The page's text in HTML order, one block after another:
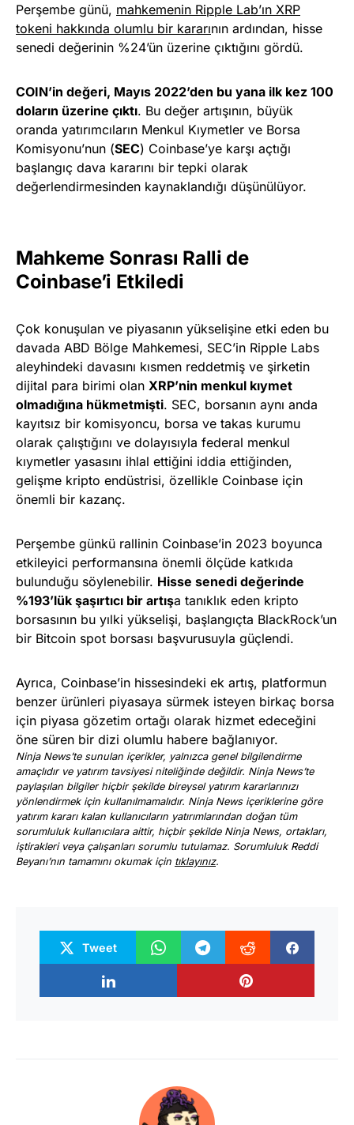
Perşembe günü, mahkemenin Ripple Lab’ın XRP
tokeni hakkında olumlu bir kararının ardından, hisse
senedi değerinin %24’ün üzerine çıktığını gördü.
COIN’in değeri, Mayıs 2022’den bu yana ilk kez 100
doların üzerine çıktı. Bu değer artışının, büyük
oranda yatırımcıların Menkul Kıymetler ve Borsa
Komisyonu’nun (SEC) Coinbase’ye karşı açtığı
başlangıç dava kararını bir tepki olarak
değerlendirmesinden kaynaklandığı düşünülüyor.
Mahkeme Sonrası Ralli de
Coinbase’i Etkiledi
Çok konuşulan ve piyasanın yükselişine etki eden bu
davada ABD Bölge Mahkemesi, SEC’in Ripple Labs
aleyhindeki davasını kısmen reddetmiş ve şirketin
dijital para birimi olan XRP’nin menkul kıymet
olmadığına hükmetmişti. SEC, borsanın aynı anda
kayıtsız bir komisyoncu, borsa ve takas kurumu
olarak çalıştığını ve dolayısıyla federal menkul
kıymetler yasasını ihlal ettiğini iddia ettiğinden,
gelişme kripto endüstrisi, özellikle Coinbase için
önemli bir kazanç.
Perşembe günkü rallinin Coinbase’in 2023 boyunca
etkileyici performansına önemli ölçüde katkıda
bulunduğu söylenebilir. Hisse senedi değerinde
%193’lük şaşırtıcı bir artışa tanıklık eden kripto
borsasının bu yılki yükselişi, başlangıçta BlackRock’un
bir Bitcoin spot borsası başvurusuyla güçlendi.
Ayrıca, Coinbase’in hissesindeki ek artış, platformun
benzer ürünleri piyasaya sürmek isteyen birkaç borsa
için piyasa gözetim ortağı olarak hizmet edeceğini
öne süren bir dizi olumlu habere bağlanıyor.
Ninja News’te sunulan içerikler, yalnızca genel bilgilendirme
amaçlıdır ve yatırım tavsiyesi niteliğinde değildir. Ninja News’te
paylaşılan bilgiler hiçbir şekilde bireysel yatırım kararlarınızı
yönlendirmek için kullanılmamalıdır. Ninja News içeriklerine göre
yatırım kararı kalan kullanıcıların yatırımlarından doğan tüm
sorumluluk kullanıcılara aittir, hiçbir şekilde Ninja News, ortakları,
iştirakleri veya çalışanları sorumlu tutulamaz. Sorumluluk Reddi
Beyanı’nın tamamını okumak için tıklayınız.
Tweet